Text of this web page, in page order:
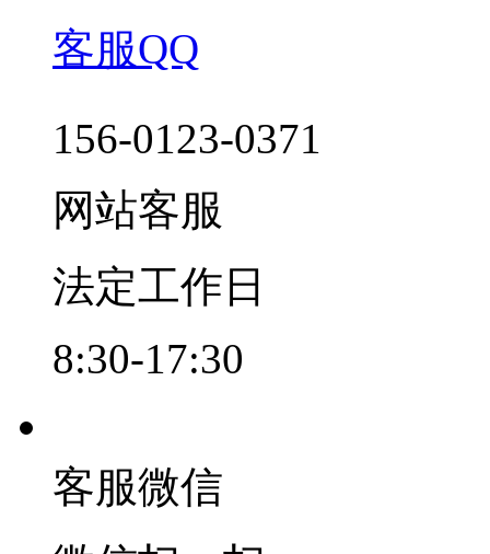
客服QQ
156-0123-0371
网站客服
法定工作日
8:30-17:30
客服微信